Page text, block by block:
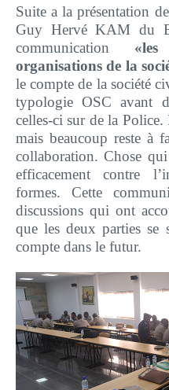
Suite a la présentation
Guy Hervé KAM du
communication «
organisations de la
le compte de la société
typologie OSC avant
celles-ci sur de la
mais beaucoup reste à
collaboration. Chose
efficacement contre
formes. Cette
discussions qui ont
que les deux parties se
compte dans le futur.